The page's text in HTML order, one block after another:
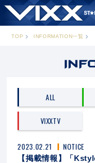
TOP INFORMATION一覧
ALL
VIXXTV
2023.02.21 NOTICE
【掲載情報】「